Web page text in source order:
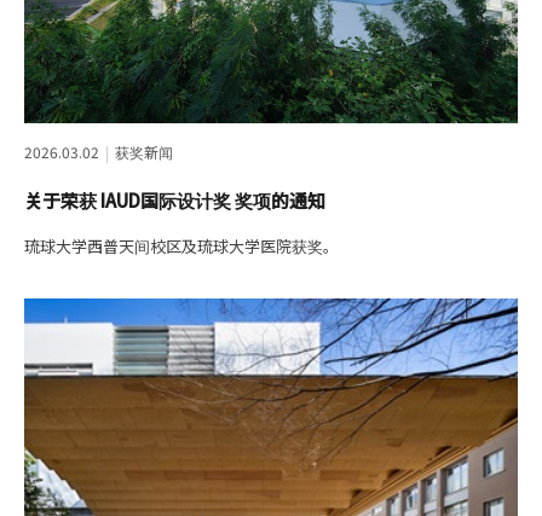
2026.03.02 获奖新闻
关于荣获 IAUD国际设计奖 奖项的通知
琉球大学西普天间校区及琉球大学医院获奖。